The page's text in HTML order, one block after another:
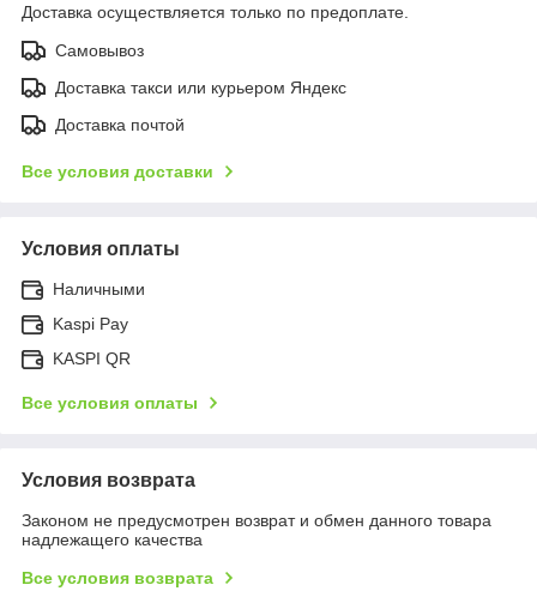
Доставка осуществляется только по предоплате.
Самовывоз
Доставка такси или курьером Яндекс
Доставка почтой
Все условия доставки
Условия оплаты
Наличными
Kaspi Pay
KASPI QR
Все условия оплаты
Условия возврата
Законом не предусмотрен возврат и обмен данного товара
надлежащего качества
Все условия возврата